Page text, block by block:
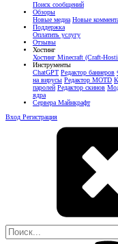
Поиск сообщений
Обзоры
Новые медиа Новые
Поддержка
Оплатить услугу
Отзывы
Хостинг
Хостинг Minecraft (Craft-
Инструменты
ChatGPT Редактор баннеров
на вирусы Редактор MOTD
паролей Редактор скинов
ядра
Сервера Майнкрафт
Вход Регистрация